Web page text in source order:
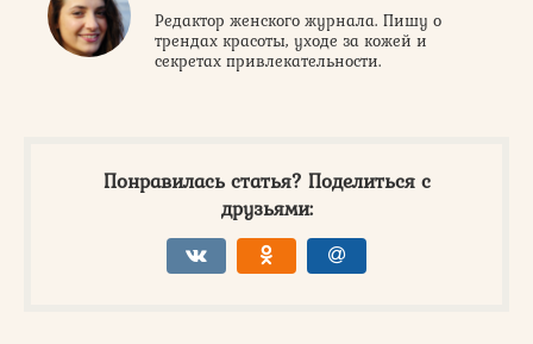
Редактор женского журнала. Пишу о
трендах красоты, уходе за кожей и
секретах привлекательности.
Понравилась статья? Поделиться с
друзьями: